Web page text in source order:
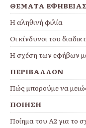
ΘΕΜΑΤΑ
Η αληθινή φιλία
Οι κίνδυνοι του
Η σχέση των εφήβων
ΠΕΡΙΒΑΛΛΟΝ
Πώς μπορούμε να
ΠΟΙΗΣΗ
Ποίημα του Α2 για το